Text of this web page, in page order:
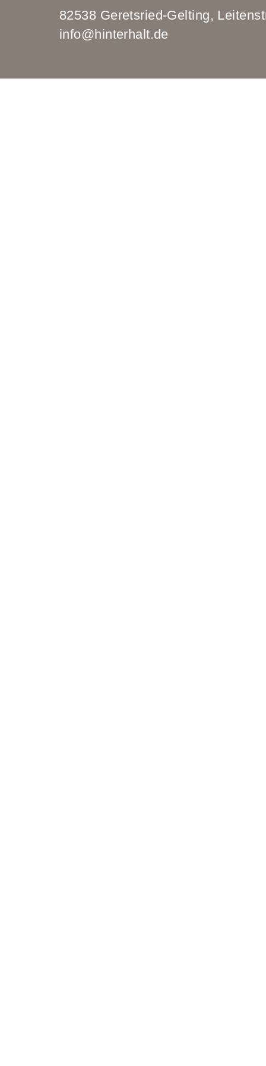
82538 Geretsried-Gelting,
info@hinterhalt.de